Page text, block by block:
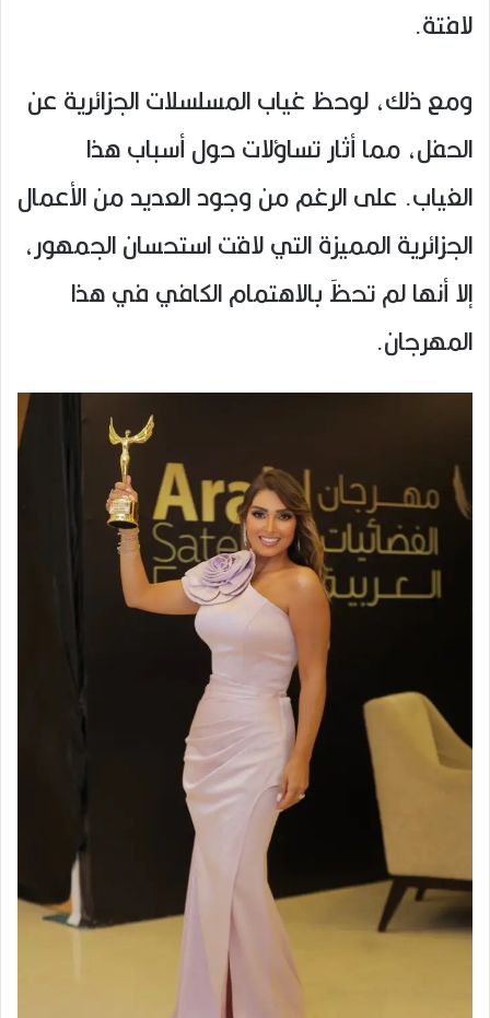
لافتة.
ومع ذلك، لوحظ غياب المسلسلات الجزائرية عن
الحفل، مما أثار تساؤلات حول أسباب هذا
الغياب. على الرغم من وجود العديد من الأعمال
الجزائرية المميزة التي لاقت استحسان الجمهور،
إلا أنها لم تحظَ بالاهتمام الكافي في هذا
المهرجان.